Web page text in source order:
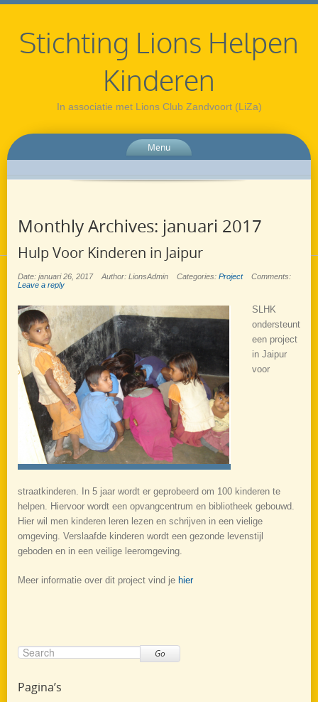
Stichting Lions Helpen
Kinderen
In associatie met Lions Club Zandvoort (LiZa)
Menu
Monthly Archives: januari 2017
Hulp Voor Kinderen in Jaipur
Date: januari 26, 2017 Author: LionsAdmin Categories: Project
Comments:
Leave a reply
SLHK
ondersteunt
een project
in Jaipur
voor
straatkinderen. In 5 jaar wordt er geprobeerd om 100 kinderen te
helpen. Hiervoor wordt een opvangcentrum en bibliotheek gebouwd.
Hier wil men kinderen leren lezen en schrijven in een vielige
omgeving. Verslaafde kinderen wordt een gezonde levenstijl
geboden en in een veilige leeromgeving.
Meer informatie over dit project vind je hier
Go
Pagina’s